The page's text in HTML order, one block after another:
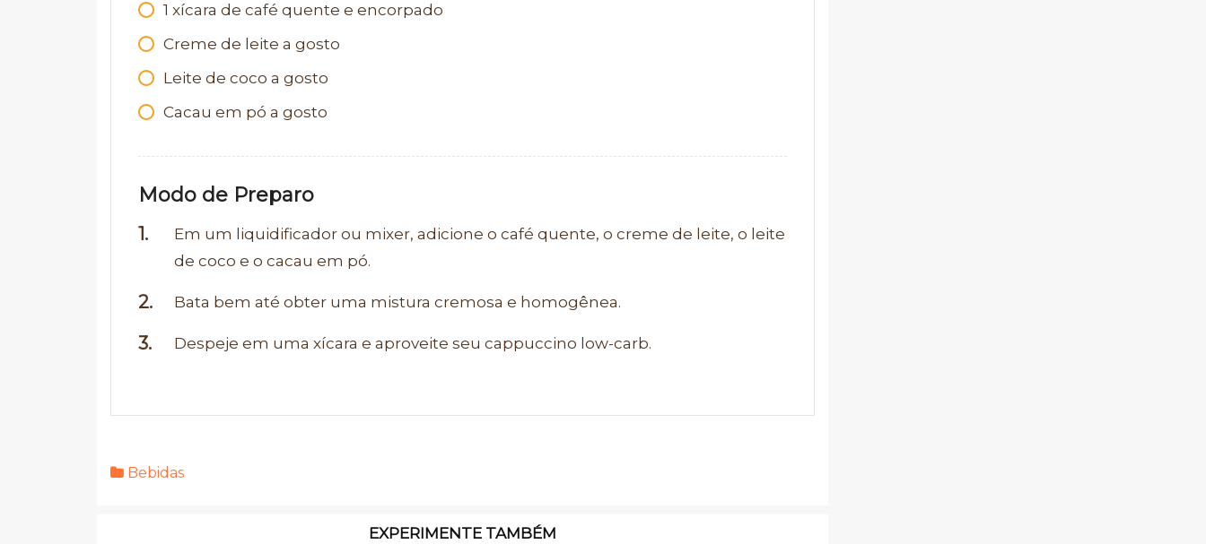
1 xícara de café quente e encorpado
Creme de leite a gosto
Leite de coco a gosto
Cacau em pó a gosto
Modo de Preparo
Em um liquidificador ou mixer, adicione o café quente, o creme de leite, o leite
de coco e o cacau em pó.
Bata bem até obter uma mistura cremosa e homogênea.
Despeje em uma xícara e aproveite seu cappuccino low-carb.
Bebidas
EXPERIMENTE TAMBÉM